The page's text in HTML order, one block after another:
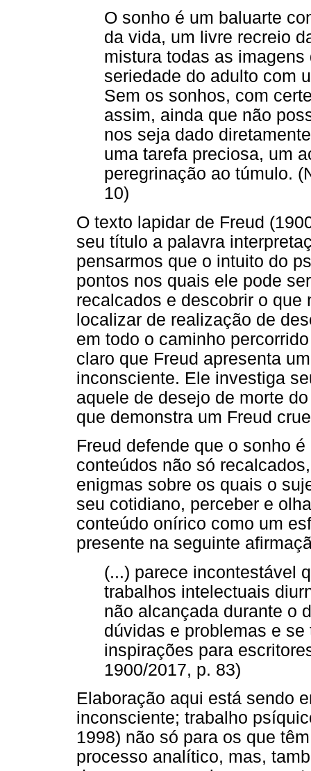
O sonho é um baluarte
da vida, um livre recreio
mistura todas as
seriedade do adulto com
Sem os sonhos, com
assim, ainda que não
nos seja dado
uma tarefa preciosa, um
peregrinação ao túmulo.
10)
O texto lapidar de Freud
seu título a palavra
pensarmos que o intuito do
pontos nos quais ele pode
recalcados e descobrir o
localizar de realização de
em todo o caminho
claro que Freud apresenta
inconsciente. Ele investiga
aquele de desejo de morte
que demonstra um Freud
Freud defende que o sonho
conteúdos não só
enigmas sobre os quais o
seu cotidiano, perceber e
conteúdo onírico como um
presente na seguinte
(...) parece incontestável
trabalhos intelectuais
não alcançada durante o
dúvidas e problemas e
inspirações para
1900/2017, p. 83)
Elaboração aqui está sendo
inconsciente; trabalho
1998) não só para os que
processo analítico, mas,